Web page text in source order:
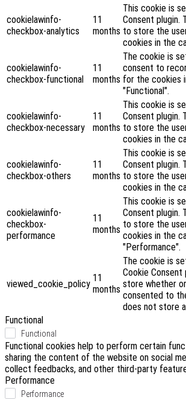
cookielawinfo-
checkbox-analytics
11
months
This cookie is
Consent plugin.
to store the
cookies in the
cookielawinfo-
checkbox-functional
11
months
The cookie is
consent to
for the cookies
"Functional".
cookielawinfo-
checkbox-necessary
11
months
This cookie is
Consent plugin.
to store the
cookies in the
cookielawinfo-
checkbox-others
11
months
This cookie is
Consent plugin.
to store the
cookies in the
cookielawinfo-
checkbox-
performance
11
months
This cookie is
Consent plugin.
to store the
cookies in the
"Performance".
viewed_cookie_policy
11
months
The cookie is
Cookie Consent
store whether
consented to
does not store
Functional
Functional
Functional cookies help to perform certain
sharing the content of the website on social
collect feedbacks, and other third-party
Performance
Performance